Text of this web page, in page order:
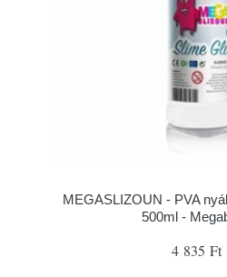
MEGASLIZOUN - PVA
500ml -
4 835 Ft